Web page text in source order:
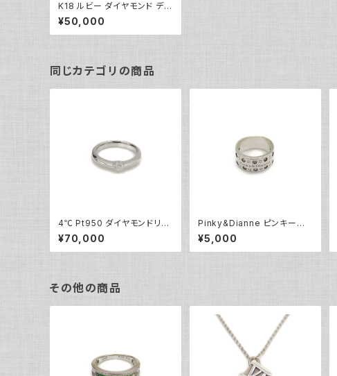
K18 ルビー ダイヤモンド デザ
インリング 18金 指輪 11号 Y
03886
¥50,000
同じカテゴリの商品
4℃ Pt950 ダイヤモンドリン
グ [True Love] プラチナ 指
輪 8号 Y05242
¥70,000
Pinky&Dianne ピンキーア
ンドダイアン シルバーリング
指輪 9号 Y04624
¥5,000
その他の商品